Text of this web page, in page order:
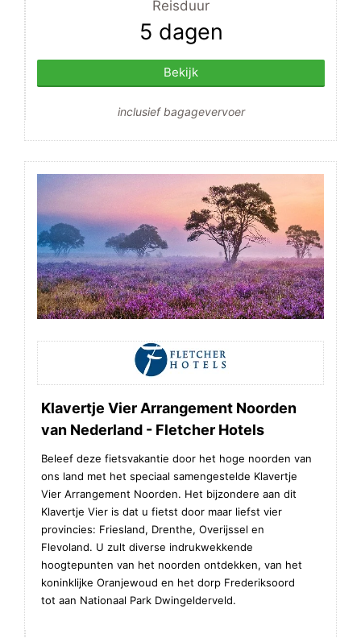
Reisduur
5 dagen
Bekijk
inclusief bagagevervoer
Klavertje Vier Arrangement Noorden
van Nederland - Fletcher Hotels
Beleef deze fietsvakantie door het hoge noorden van
ons land met het speciaal samengestelde Klavertje
Vier Arrangement Noorden. Het bijzondere aan dit
Klavertje Vier is dat u fietst door maar liefst vier
provincies: Friesland, Drenthe, Overijssel en
Flevoland. U zult diverse indrukwekkende
hoogtepunten van het noorden ontdekken, van het
koninklijke Oranjewoud en het dorp Frederiksoord
tot aan Nationaal Park Dwingelderveld.